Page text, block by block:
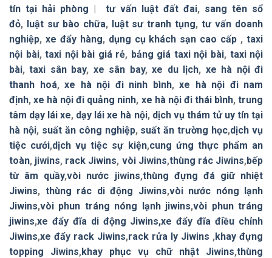
tín tại hải phòng | tư vấn luật đất đai, sang tên sổ
đỏ, luật sư bào chữa, luật sư tranh tụng,tư vấn doanh
nghiệp, xe đẩy hàng, dụng cụ khách sạn cao cấp ,taxi
nội bài,taxi nội bài giá rẻ, bảng giá taxi nội bài, taxi nội
bài,taxi sân bay, xe sân bay,xe du lịch, xe hà nội đi
thanh hoá, xe hà nội đi ninh bình, xe hà nội đi nam
định,xe hà nội đi quảng ninh, xe hà nội đi thái bình,trung
tâm dạy lái xe, dạy lái xe hà nội, dịch vụ thám tử uy tín tại
hà nội, suất ăn công nghiệp, suất ăn trường học,dịch vụ
tiệc cưới,dịch vụ tiệc sự kiện,cung ứng thực phẩm an
toàn, jiwins, rack Jiwins, vòi Jiwins,thùng rác Jiwins,bếp
từ âm quầy,vòi nước jiwins,thùng đựng đá giữ nhiệt
Jiwins, thùng rác di động Jiwins,vòi nước nóng lạnh
Jiwins,vòi phun tráng nóng lạnh jiwins,vòi phun tráng
jiwins,xe đẩy đĩa di động Jiwins,xe đẩy đĩa điều chỉnh
Jiwins,xe đẩy rack Jiwins,rack rửa ly Jiwins ,khay đựng
topping Jiwins,khay phục vụ chữ nhật Jiwins,thùng